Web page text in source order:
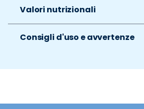
Valori nutrizionali
Consigli d'uso e avvertenze